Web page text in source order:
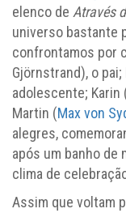
elenco de Através
universo bastante
confrontamos por
Gjörnstrand), o
adolescente; Karin
Martin (Max von
alegres,
após um banho de
clima de
Assim que voltam